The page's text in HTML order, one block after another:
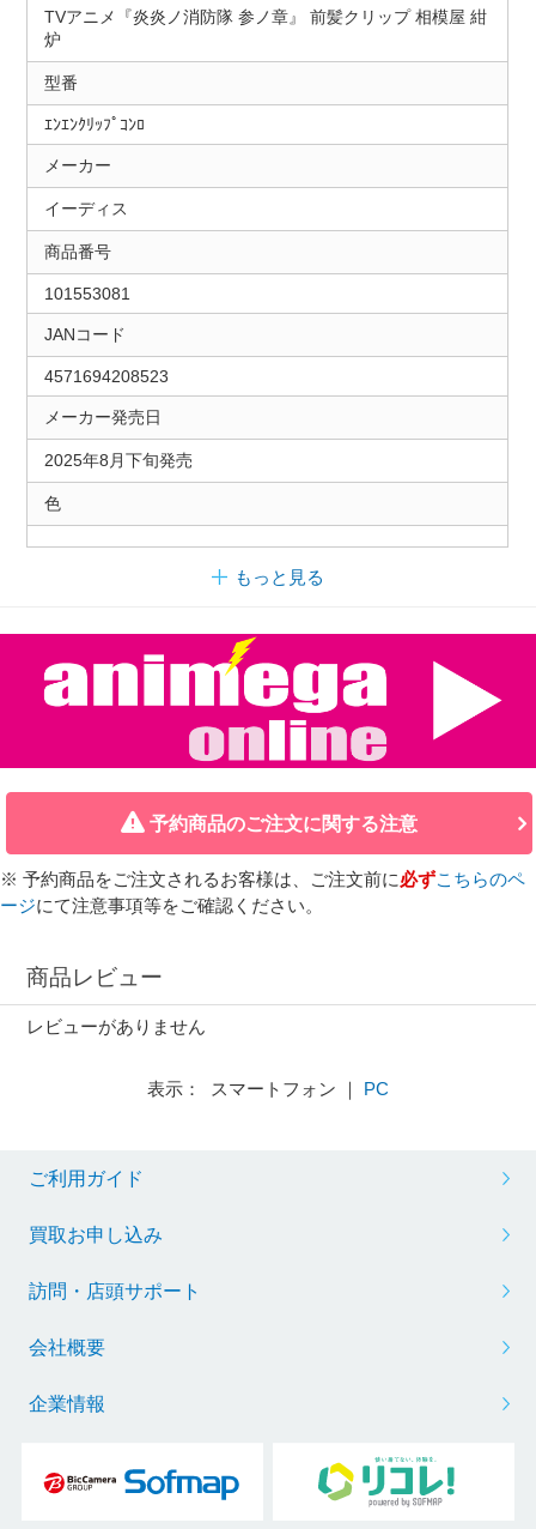
TVアニメ『炎炎ノ消防隊 参ノ章』 前髪クリップ 相模屋 紺
炉
型番
ｴﾝｴﾝｸﾘｯﾌﾟｺﾝﾛ
メーカー
イーディス
商品番号
101553081
JANコード
4571694208523
メーカー発売日
2025年8月下旬発売
色
もっと見る
予約商品のご注文に関する注意
※ 予約商品をご注文されるお客様は、ご注文前に必ずこちらのペ
ージにて注意事項等をご確認ください。
商品レビュー
レビューがありません
表示： スマートフォン ｜ PC
ご利用ガイド
買取お申し込み
訪問・店頭サポート
会社概要
企業情報